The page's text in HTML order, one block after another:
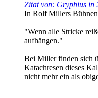
Zitat von: Gryphius in
In Rolf Millers
"Wenn alle Stricke
aufhängen."
Bei Miller finden sich
Katachresen dieses
nicht mehr ein als